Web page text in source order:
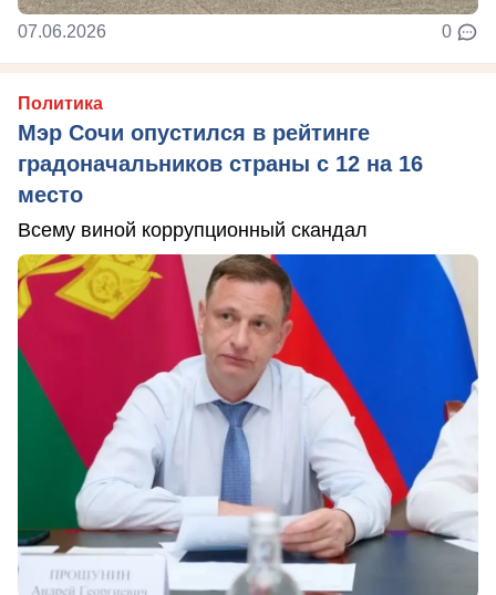
07.06.2026 0
Политика
Мэр Сочи опустился в рейтинге
градоначальников страны с 12 на 16
место
Всему виной коррупционный скандал